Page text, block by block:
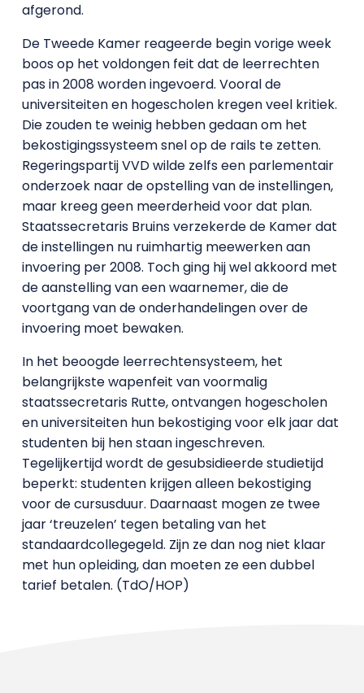
afgerond.
De Tweede Kamer reageerde begin vorige week
boos op het voldongen feit dat de leerrechten
pas in 2008 worden ingevoerd. Vooral de
universiteiten en hogescholen kregen veel kritiek.
Die zouden te weinig hebben gedaan om het
bekostigingssysteem snel op de rails te zetten.
Regeringspartij VVD wilde zelfs een parlementair
onderzoek naar de opstelling van de instellingen,
maar kreeg geen meerderheid voor dat plan.
Staatssecretaris Bruins verzekerde de Kamer dat
de instellingen nu ruimhartig meewerken aan
invoering per 2008. Toch ging hij wel akkoord met
de aanstelling van een waarnemer, die de
voortgang van de onderhandelingen over de
invoering moet bewaken.
In het beoogde leerrechtensysteem, het
belangrijkste wapenfeit van voormalig
staatssecretaris Rutte, ontvangen hogescholen
en universiteiten hun bekostiging voor elk jaar dat
studenten bij hen staan ingeschreven.
Tegelijkertijd wordt de gesubsidieerde studietijd
beperkt: studenten krijgen alleen bekostiging
voor de cursusduur. Daarnaast mogen ze twee
jaar ‘treuzelen’ tegen betaling van het
standaardcollegegeld. Zijn ze dan nog niet klaar
met hun opleiding, dan moeten ze een dubbel
tarief betalen. (TdO/HOP)